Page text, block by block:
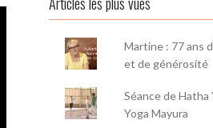
Martine : 77 ans
et de générosité
Séance de Hatha
Yoga Mayura